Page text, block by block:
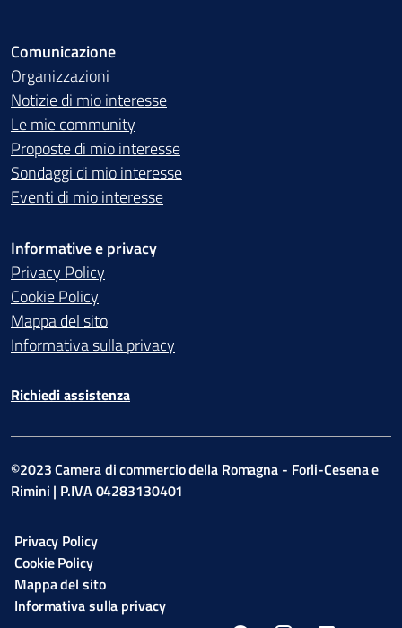
Comunicazione
Organizzazioni
Notizie di mio interesse
Le mie community
Proposte di mio interesse
Sondaggi di mio interesse
Eventi di mio interesse
Informative e privacy
Privacy Policy
Cookie Policy
Mappa del sito
Informativa sulla privacy
Richiedi assistenza
©2023 Camera di commercio della Romagna - Forli-Cesena e
Rimini | P.IVA 04283130401
Privacy Policy
Cookie Policy
Mappa del sito
Informativa sulla privacy